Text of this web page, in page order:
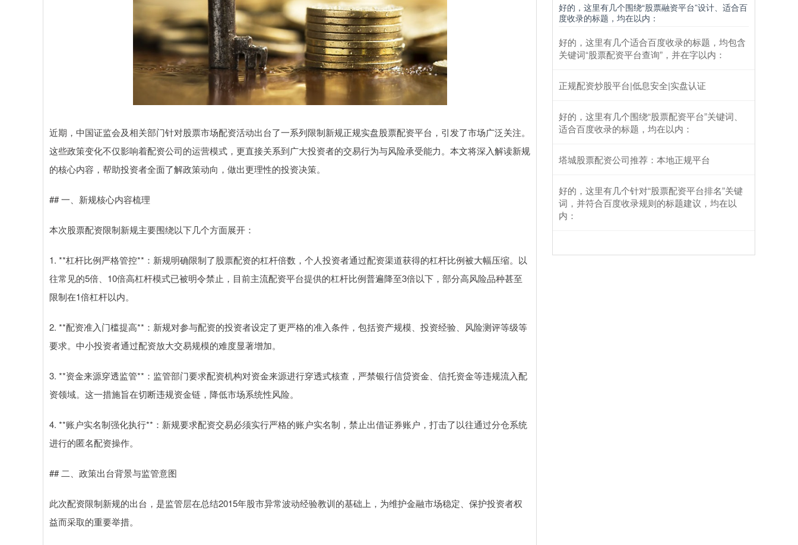
近期，中国证监会及相关部门针对股票市场配资活动出台了一系列限制新规正规实盘股票配资平台，引发了市场广泛关注。
这些政策变化不仅影响着配资公司的运营模式，更直接关系到广大投资者的交易行为与风险承受能力。本文将深入解读新规
的核心内容，帮助投资者全面了解政策动向，做出更理性的投资决策。
## 一、新规核心内容梳理
本次股票配资限制新规主要围绕以下几个方面展开：
1. **杠杆比例严格管控**：新规明确限制了股票配资的杠杆倍数，个人投资者通过配资渠道获得的杠杆比例被大幅压缩。以
往常见的5倍、10倍高杠杆模式已被明令禁止，目前主流配资平台提供的杠杆比例普遍降至3倍以下，部分高风险品种甚至
限制在1倍杠杆以内。
2. **配资准入门槛提高**：新规对参与配资的投资者设定了更严格的准入条件，包括资产规模、投资经验、风险测评等级等
要求。中小投资者通过配资放大交易规模的难度显著增加。
3. **资金来源穿透监管**：监管部门要求配资机构对资金来源进行穿透式核查，严禁银行信贷资金、信托资金等违规流入配
资领域。这一措施旨在切断违规资金链，降低市场系统性风险。
4. **账户实名制强化执行**：新规要求配资交易必须实行严格的账户实名制，禁止出借证券账户，打击了以往通过分仓系统
进行的匿名配资操作。
## 二、政策出台背景与监管意图
此次配资限制新规的出台，是监管层在总结2015年股市异常波动经验教训的基础上，为维护金融市场稳定、保护投资者权
益而采取的重要举措。
好的，这里有几个围绕“股票融资平台”设计、适合百
度收录的标题，均在以内：
好的，这里有几个适合百度收录的标题，均包含
关键词“股票配资平台查询”，并在字以内：
正规配资炒股平台|低息安全|实盘认证
好的，这里有几个围绕“股票配资平台”关键词、
适合百度收录的标题，均在以内：
塔城股票配资公司推荐：本地正规平台
好的，这里有几个针对“股票配资平台排名”关键
词，并符合百度收录规则的标题建议，均在以
内：